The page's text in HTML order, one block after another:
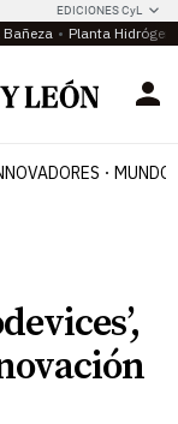
EDICIONES CyL
Bañeza Planta
MUNDO